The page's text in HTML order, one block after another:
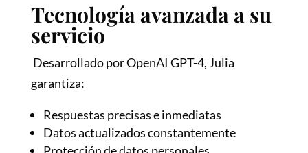
Tecnología avanzada a su
servicio
Desarrollado por OpenAI GPT-4, Julia
garantiza:
Respuestas precisas e inmediatas
Datos actualizados constantemente